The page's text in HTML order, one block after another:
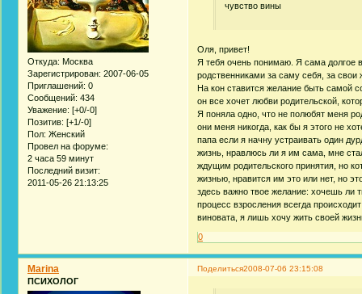
Откуда: Москва
Зарегистрирован: 2007-06-05
Приглашений: 0
Сообщений: 434
Уважение: [+0/-0]
Позитив: [+1/-0]
Пол: Женский
Провел на форуме:
2 часа 59 минут
Последний визит:
2011-05-26 21:13:25
чувство вины
Оля, привет!
Я тебя очень понимаю. Я сама долгое
родственниками за саму себя, за свои
На кон ставится желание быть самой
он все хочет любви родительской,
Я поняла одно, что не полюбят меня
они меня никогда, как бы я этого не
папа если я начну устраивать один
жизнь, нравлюсь ли я им сама, мне
ждущим родительского принятия, но
жизнью, нравится им это или нет, но
здесь важно твое желание: хочешь ли
процесс взросления всегда
виновата, я лишь хочу жить своей
0
Поделиться2008-07-06 23:15:08
Marina
ПСИХОЛОГ